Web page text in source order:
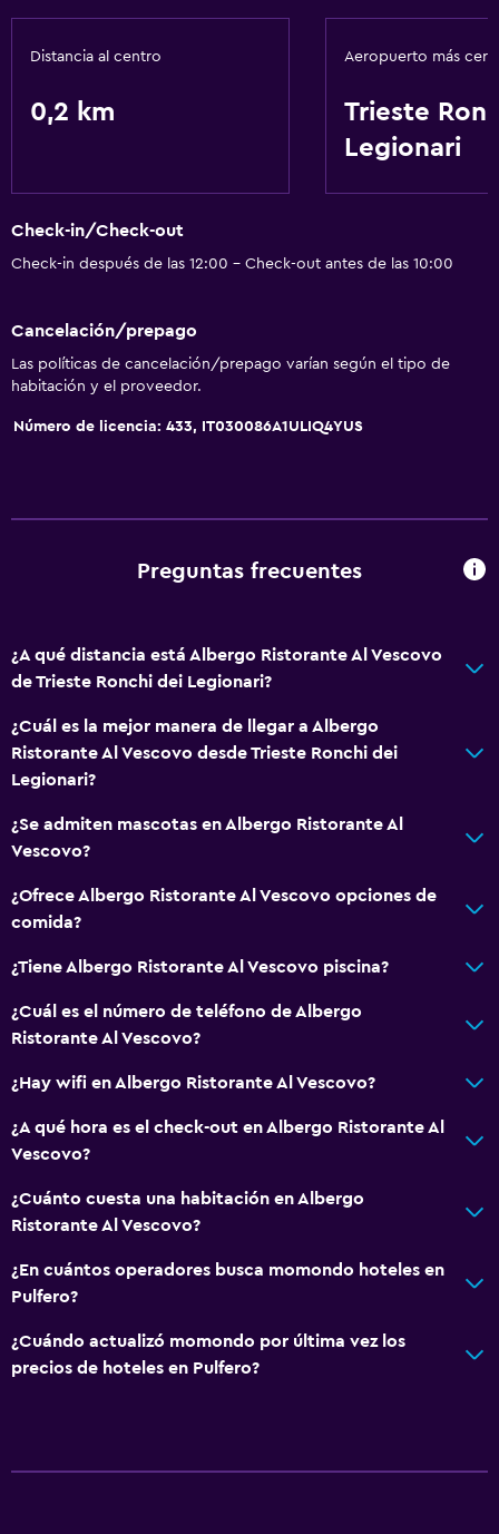
Baño privado
Para no fumadores
Mascotas permitidas bajo consulta (pueden aplicar cargos
Habitación
Comedor
TV de pantalla plana
Terraza/patio
Salud y seguridad
Distancia al centro
0,2 km
Aeropuerto más
Trieste
Legionari
Check-in/Check-out
Check-in después de las 12:00 - Check-out antes de las 10:00
Cancelación/prepago
Las políticas de cancelación/prepago varían según el tipo de
habitación y el proveedor.
Número de licencia: 433, IT030086A1ULIQ4YUS
Preguntas frecuentes
¿A qué distancia está Albergo Ristorante Al Vescovo
de Trieste Ronchi dei Legionari?
¿Cuál es la mejor manera de llegar a Albergo
Ristorante Al Vescovo desde Trieste Ronchi dei
Legionari?
¿Se admiten mascotas en Albergo Ristorante Al
Vescovo?
¿Ofrece Albergo Ristorante Al Vescovo opciones de
comida?
¿Tiene Albergo Ristorante Al Vescovo piscina?
¿Cuál es el número de teléfono de Albergo
Ristorante Al Vescovo?
¿Hay wifi en Albergo Ristorante Al Vescovo?
¿A qué hora es el check-out en Albergo Ristorante Al
Vescovo?
¿Cuánto cuesta una habitación en Albergo
Ristorante Al Vescovo?
¿En cuántos operadores busca momondo hoteles en
Pulfero?
¿Cuándo actualizó momondo por última vez los
precios de hoteles en Pulfero?